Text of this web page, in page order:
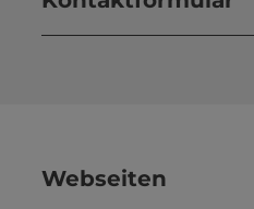
Webseiten